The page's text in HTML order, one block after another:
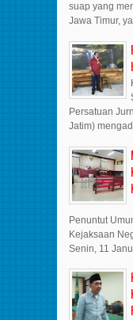
suap yang
Jawa Timur,
Persatuan
Jatim)
Penuntut
Kejaksaan
Senin, 11